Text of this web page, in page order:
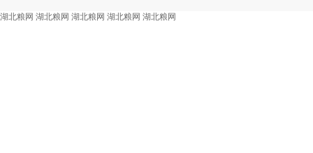
湖北粮网 湖北粮网 湖北粮网 湖北粮网 湖北粮网